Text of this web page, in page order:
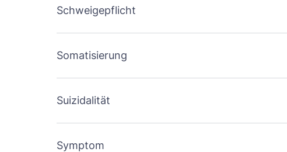
Schweigepflicht
Somatisierung
Suizidalität
Symptom